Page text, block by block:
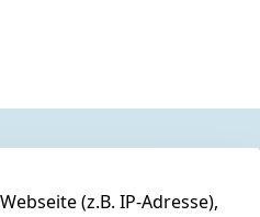
(z.B. IP-Adresse),